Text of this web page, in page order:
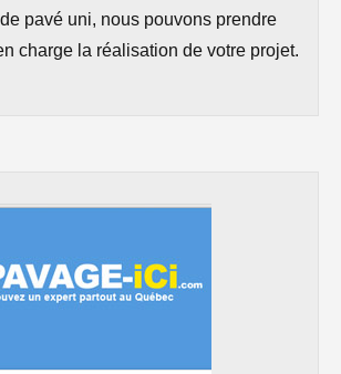
pavé uni, nous pouvons prendre
charge la réalisation de votre projet.